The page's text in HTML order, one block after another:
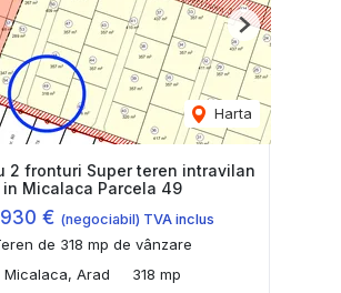
Harta
Next
2 fronturi Super teren intravilan
in Micalaca Parcela 49
€ (negociabil) TVA inclus
de 318 mp de vânzare
Micalaca, Arad
318 mp